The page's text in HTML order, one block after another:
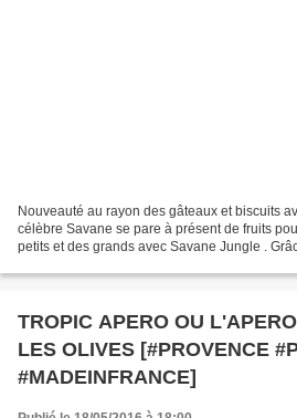
Nouveauté au rayon des gâteaux et biscuits
célèbre Savane se pare à présent de fruits
petits et des grands avec Savane Jungle .
TROPIC APERO OU
LES OLIVES [#PROVENCE
#MADEINFRANCE]